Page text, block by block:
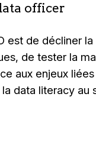
officer
est de décliner
de tester la
aux enjeux
data literacy au